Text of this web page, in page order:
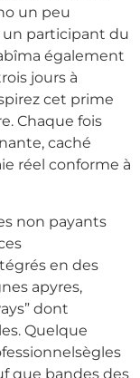
un peu
participant du
également
jours à
cet prime
Chaque fois
caché
réel conforme à
non payants
en des
apyres,
dont
Quelque
que bandes des